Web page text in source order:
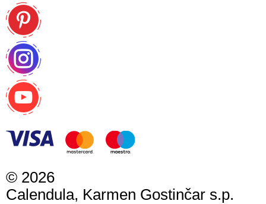
© 2026
Calendula, Karmen Gostinčar s.p.